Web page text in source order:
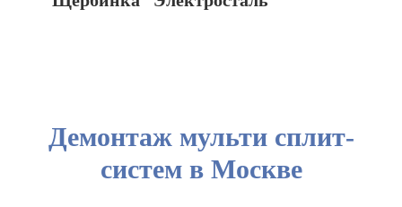
Демонтаж мульти сплит-
систем в Москве